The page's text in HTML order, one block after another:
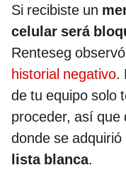
Si recibiste un
celular será
Renteseg
historial negativo.
de tu equipo solo
proceder, así que
donde se
lista blanca.